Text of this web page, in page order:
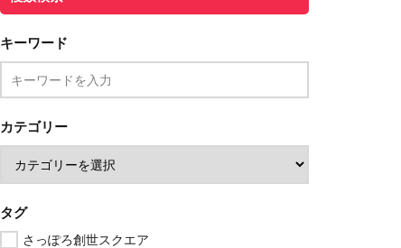
キーワード
カテゴリー
タグ
さっぽろ創世スクエア